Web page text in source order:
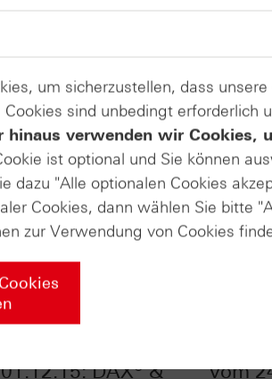
DAX® &
vom
um sicherzustellen, dass
sind unbedingt erforderlich
hinaus verwenden wir Cookies,
ist optional und Sie können
dazu "Alle optionalen Cookies
Cookies, dann wählen Sie bitte
zur Verwendung von Cookies